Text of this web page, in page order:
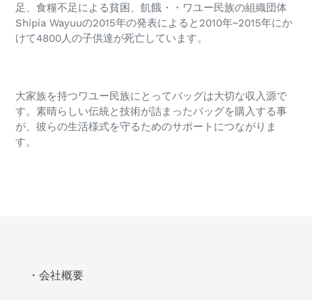
足、食糧不足による貧困、飢餓・・ワユー民族の組織団体
Shipia Wayuuの2015年の発表によると2010年~2015年にか
けて4800人の子供達が死亡しています。
大家族を持つワユー民族にとってバッグは大切な収入源で
す。素晴らしい伝統と技術が詰まったバッグを購入する事
が、彼らの生活様式を守るためのサポートにつながりま
す。
・会社概要